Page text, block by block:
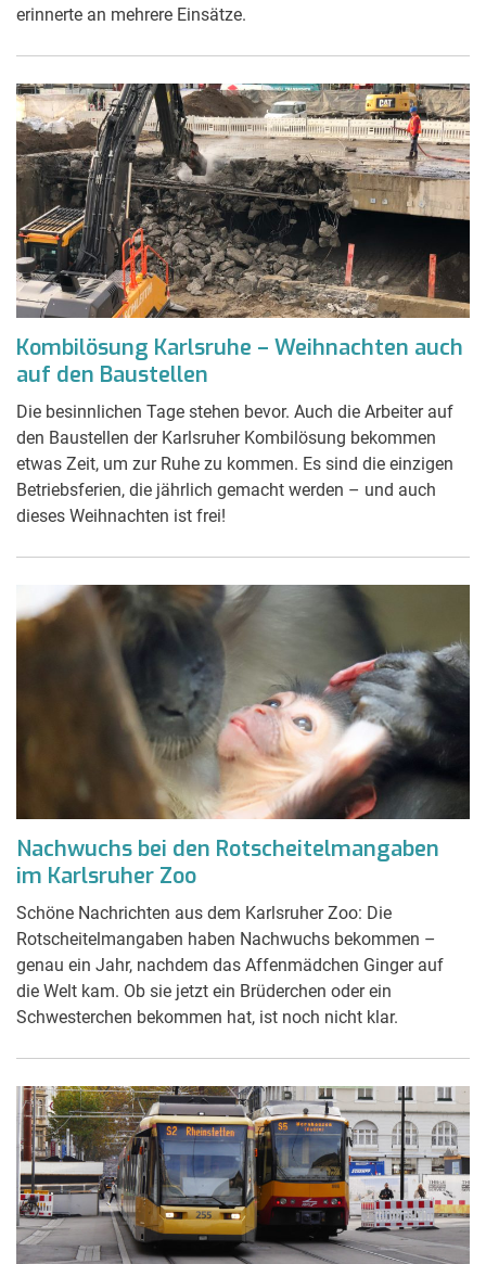
erinnerte an mehrere Einsätze.
Kombilösung Karlsruhe – Weihnachten auch
auf den Baustellen
Die besinnlichen Tage stehen bevor. Auch die Arbeiter auf
den Baustellen der Karlsruher Kombilösung bekommen
etwas Zeit, um zur Ruhe zu kommen. Es sind die einzigen
Betriebsferien, die jährlich gemacht werden – und auch
dieses Weihnachten ist frei!
Nachwuchs bei den Rotscheitelmangaben
im Karlsruher Zoo
Schöne Nachrichten aus dem Karlsruher Zoo: Die
Rotscheitelmangaben haben Nachwuchs bekommen –
genau ein Jahr, nachdem das Affenmädchen Ginger auf
die Welt kam. Ob sie jetzt ein Brüderchen oder ein
Schwesterchen bekommen hat, ist noch nicht klar.